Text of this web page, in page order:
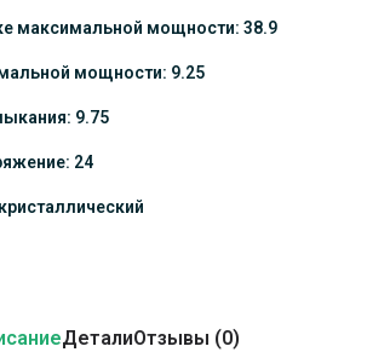
максимальной мощности: 38.9
мощности: 9.25
9.75
24
ДеталиОтзывы (0)